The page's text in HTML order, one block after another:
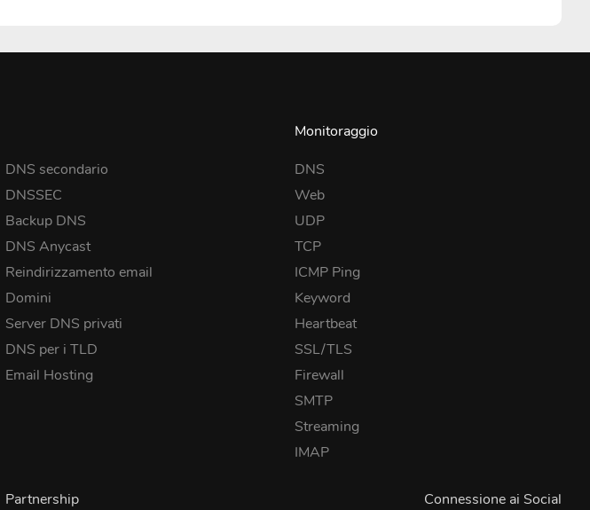
DNS secondario
DNSSEC
Backup DNS
DNS Anycast
Reindirizzamento email
Domini
Server DNS privati
DNS per i TLD
Email Hosting
Monitoraggio
DNS
Web
UDP
TCP
ICMP Ping
Keyword
Heartbeat
SSL/TLS
Firewall
SMTP
Streaming
IMAP
Partnership
Connessione ai Social